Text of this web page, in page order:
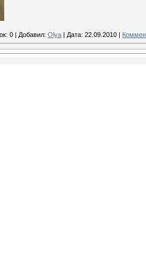
0 | Добавил: Olya | Дата: 22.09.2010 |